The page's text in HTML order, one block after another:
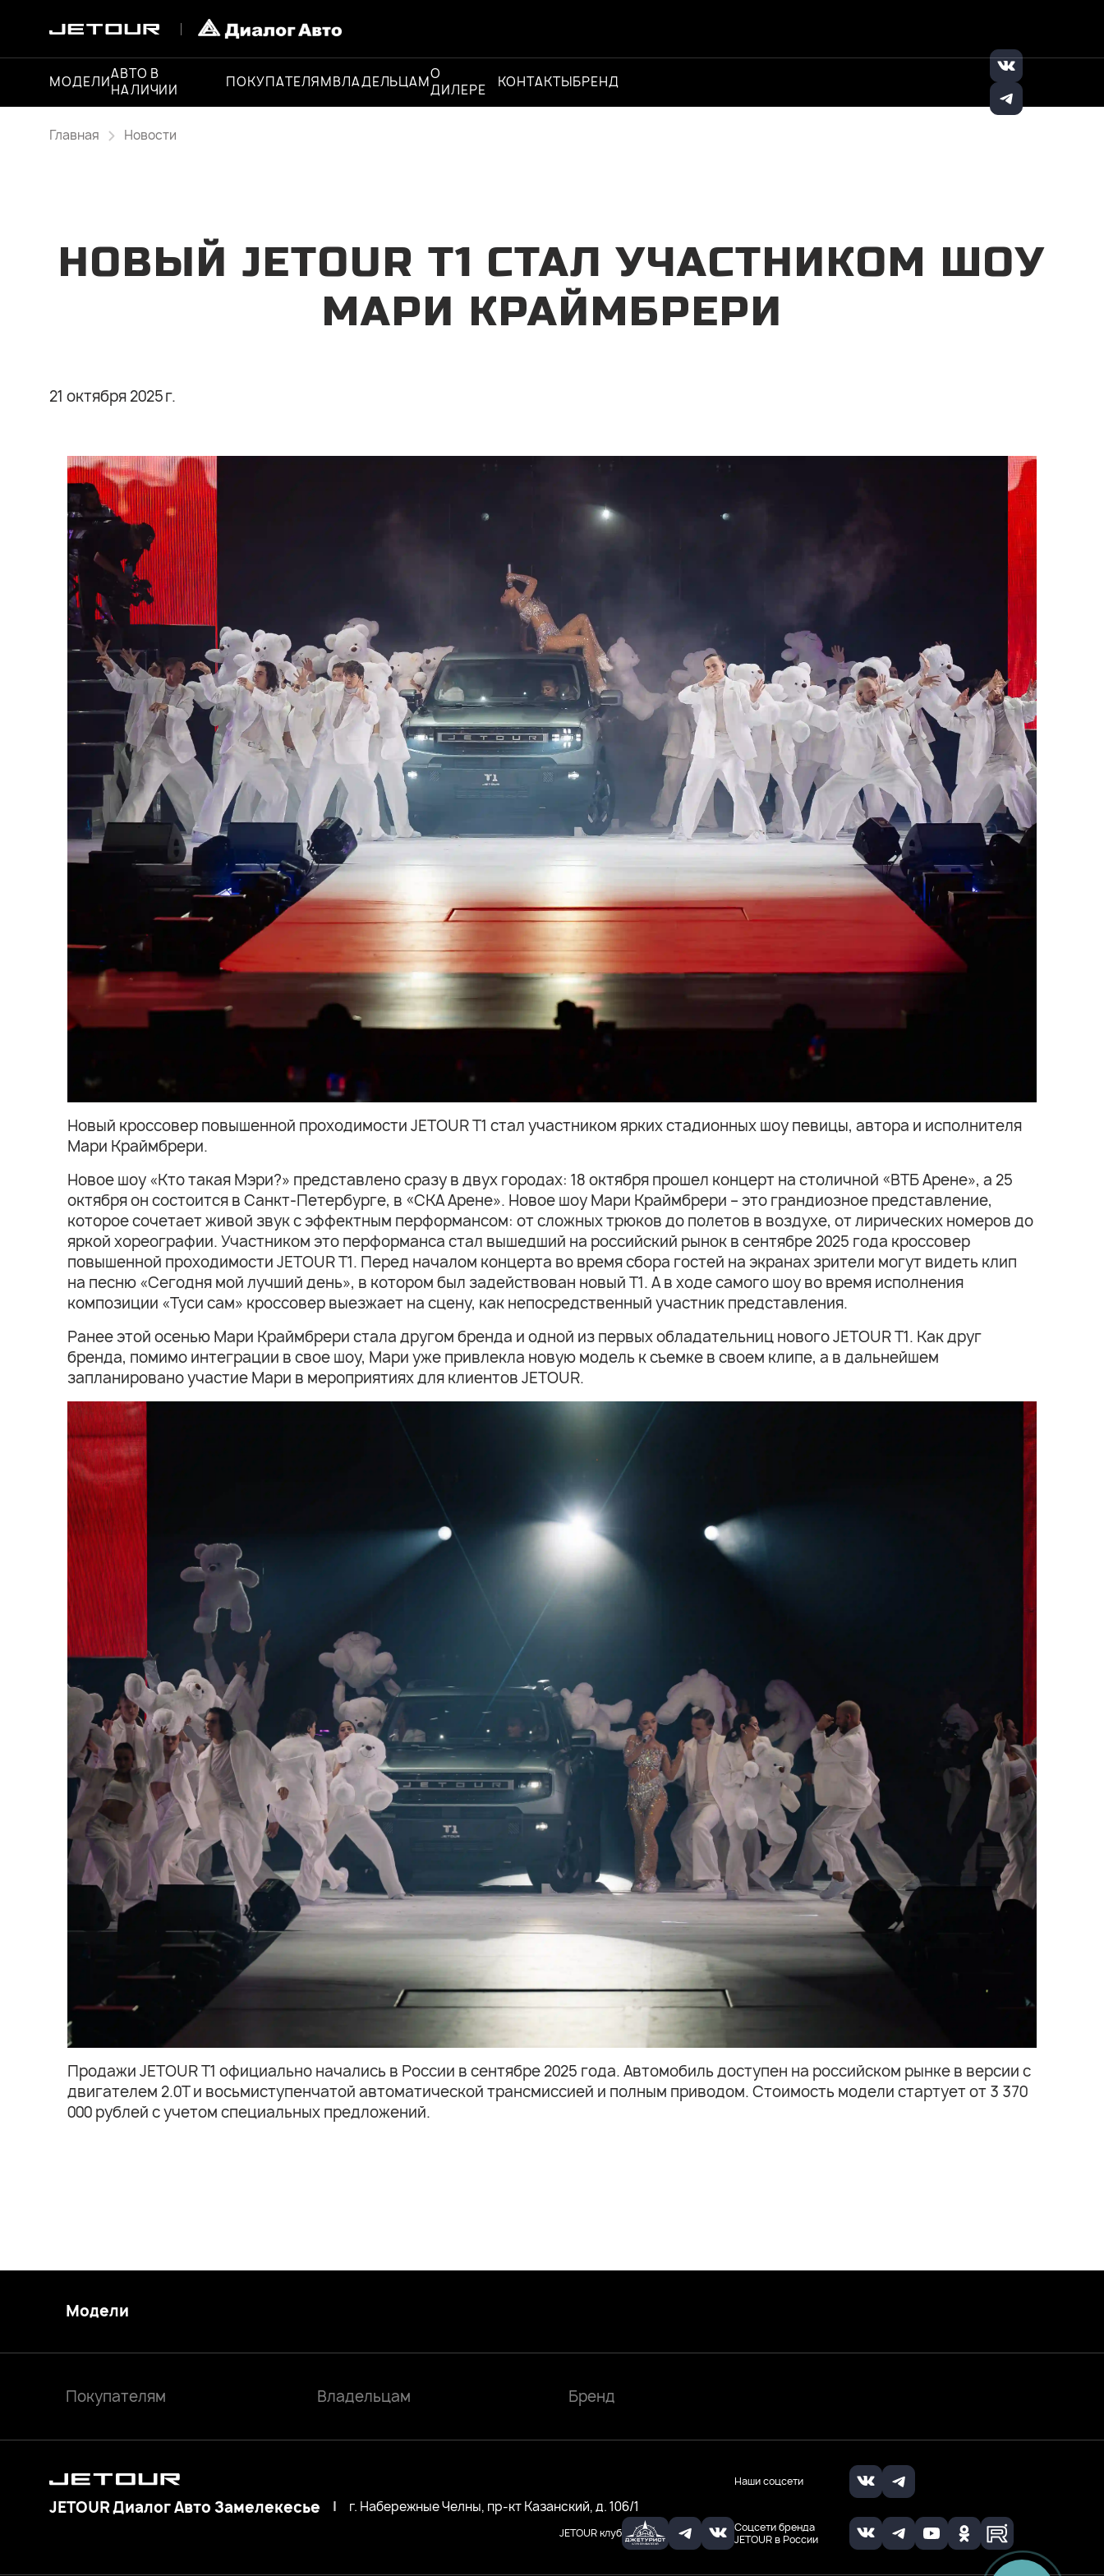
МОДЕЛИАВТО В
НАЛИЧИИ
ПОКУПАТЕЛЯМВЛАДЕЛЬЦАМО
ДИЛЕРЕ
КОНТАКТЫБРЕНД
Главная Новости
НОВЫЙ JETOUR Т1 СТАЛ УЧАСТНИКОМ ШОУ
МАРИ КРАЙМБРЕРИ
21 октября 2025 г.
Новый кроссовер повышенной проходимости JETOUR Т1 стал участником ярких стадионных шоу певицы, автора и исполнителя
Мари Краймбрери.
Новое шоу «Кто такая Мэри?» представлено сразу в двух городах: 18 октября прошел концерт на столичной «ВТБ Арене», а 25
октября он состоится в Санкт-Петербурге, в «СКА Арене». Новое шоу Мари Краймбрери – это грандиозное представление,
которое сочетает живой звук с эффектным перформансом: от сложных трюков до полетов в воздухе, от лирических номеров до
яркой хореографии. Участником это перформанса стал вышедший на российский рынок в сентябре 2025 года кроссовер
повышенной проходимости JETOUR T1. Перед началом концерта во время сбора гостей на экранах зрители могут видеть клип
на песню «Сегодня мой лучший день», в котором был задействован новый T1. А в ходе самого шоу во время исполнения
композиции «Туси сам» кроссовер выезжает на сцену, как непосредственный участник представления.
Ранее этой осенью Мари Краймбрери стала другом бренда и одной из первых обладательниц нового JETOUR T1. Как друг
бренда, помимо интеграции в свое шоу, Мари уже привлекла новую модель к съемке в своем клипе, а в дальнейшем
запланировано участие Мари в мероприятиях для клиентов JETOUR.
Продажи JETOUR T1 официально начались в России в сентябре 2025 года. Автомобиль доступен на российском рынке в версии с
двигателем 2.0T и восьмиступенчатой автоматической трансмиссией и полным приводом. Стоимость модели стартует от 3 370
000 рублей с учетом специальных предложений.
JETOUR клуб
Соцсети бренда
JETOUR в России
Наши соцсети
JETOUR Диалог Авто Замелекесье | г. Набережные Челны, пр-кт Казанский, д. 106/1
Модели
Покупателям Владельцам Бренд